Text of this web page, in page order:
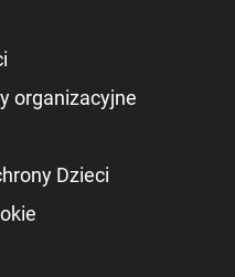
organizacyjne
Dzieci